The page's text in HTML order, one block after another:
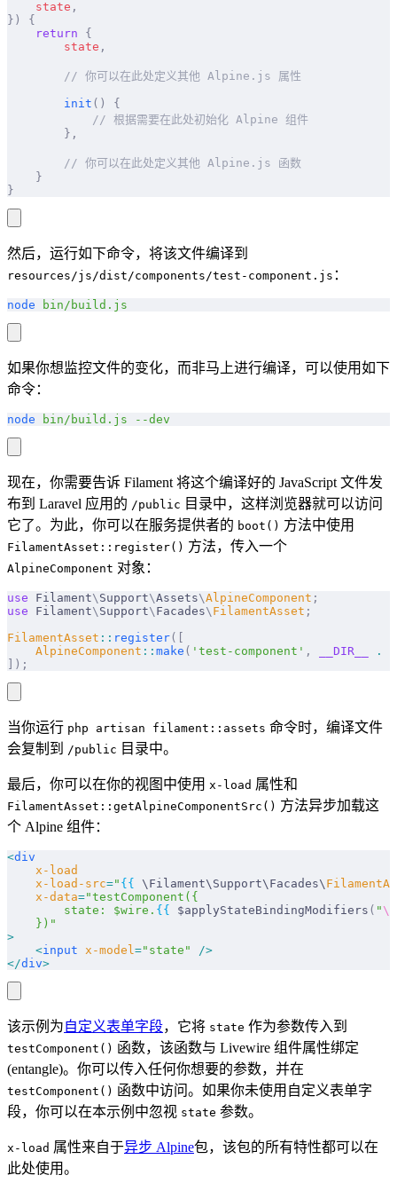
    state
,
})
{
    return
{
        state
,
        // 你可以在此处定义其他 Alpine.js 属性
        init
()
{
            // 根据需要在此处初始化 Alpine 组件
        },
        // 你可以在此处定义其他 Alpine.js 函数
    }
}
然后，运行如下命令，将该文件编译到
resources/js/dist/components/test-component.js ：
node bin/build.js
如果你想监控文件的变化，而非马上进行编译，可以使用如下
命令：
node bin/build.js --dev
现在，你需要告诉 Filament 将这个编译好的 JavaScript 文件发
布到 Laravel 应用的 /public 目录中，这样浏览器就可以访问
它了。为此，你可以在服务提供者的 boot() 方法中使用
FilamentAsset::register() 方法，传入一个
AlpineComponent 对象：
use Filament\ Support\Assets\AlpineComponent ;
use Filament\ Support\ Facades\ FilamentAsset ;
FilamentAsset :: register([
    AlpineComponent
:: make ( 'test-component' , __DIR__ .
]);
当你运行 php artisan filament::assets 命令时，编译文件
会复制到
/public 目录中。
最后，你可以在你的视图中使用 x-load 属性和
FilamentAsset::getAlpineComponentSrc() 方法异步加载这
个 Alpine 组件：
<div
    x-load
    x-load-src
=" {{ \Filament\Support\Facades\
    x-data
="testComponent({
        state: $wire.
{{ $applyStateBindingModifiers ( " \$
    })"
>
    <
input x-model ="state"
/>
</div>
该示例为自定义表单字段，它将 state 作为参数传入到
testComponent() 函数，该函数与 Livewire 组件属性绑定
(entangle)。你可以传入任何你想要的参数，并在
testComponent() 函数中访问。如果你未使用自定义表单字
段，你可以在本示例中忽视 state 参数。
x-load 属性来自于异步 Alpine包，该包的所有特性都可以在
此处使用。